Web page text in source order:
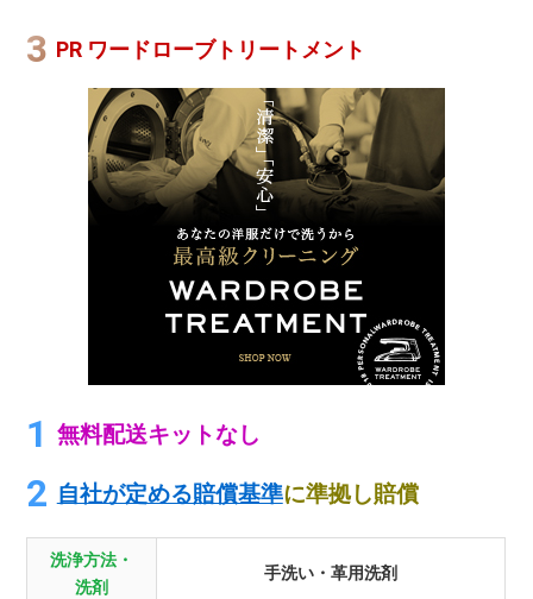
PR ワードローブトリートメント
無料配送キットなし
自社が定める賠償基準に準拠し賠償
洗浄方法・
洗剤
手洗い・革用洗剤